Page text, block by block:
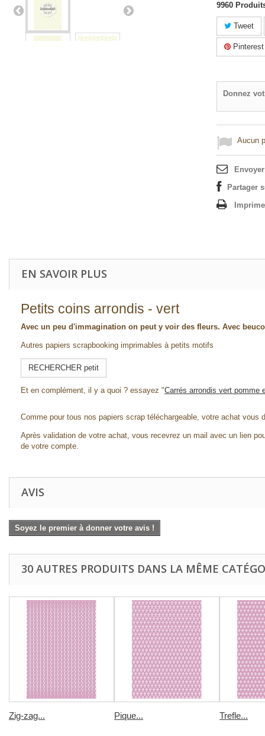
9960
Tweet
Pinterest
Donnez
Aucun
Partager
EN SAVOIR PLUS
Petits coins arrondis - vert
Avec un peu d'immagination on peut y voir des fleurs. Avec
Autres papiers scrapbooking imprimables à petits motifs
RECHERCHER petit
Et en complément, il y a quoi ? essayez "Carrés arrondis vert pomme
Comme pour tous nos papiers scrap téléchargeable, votre achat vous
Après validation de votre achat, vous recevrez un mail avec un lien
de votre compte.
AVIS
Soyez le premier à donner votre avis !
30 AUTRES PRODUITS DANS LA MÊME
Zig-zag... Pique... Trefle...